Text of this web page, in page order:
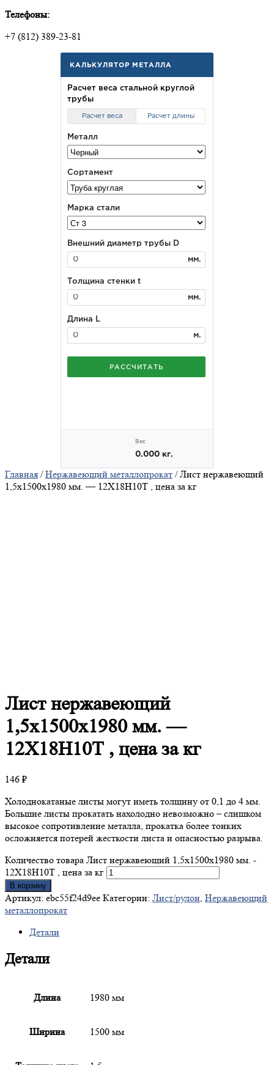
Телефоны:
+7 (812) 389-23-81
Главная /Нержавеющий металлопрокат / Лист нержавеющий
1,5x1500x1980 мм. — 12Х18Н10Т , цена за кг
Листнержавеющий
1,5x1500x1980 мм. —
12Х18Н10Т , цена за кг
146 ₽
Холоднокатаные листы могут иметь толщину от 0,1 до 4 мм.
Большие листы прокатать нахолодно невозможно – слишком
высокое сопротивление металла, прокатка более тонких
осложняется потерей жесткости листа и опасностью разрыва.
Количество товара Лист нержавеющий 1,5x1500x1980 мм. -
12Х18Н10Т , цена за кг
В корзину
Артикул: ebc55f24d9ee Категории: Лист/рулон, Нержавеющий
металлопрокат
Детали
Детали
Длина 1980 мм
Ширина 1500 мм